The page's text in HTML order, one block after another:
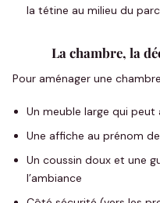
la tétine au milieu du parc
La chambre, la
Pour aménager une
Un meuble large qui
Une affiche au prénom
Un coussin doux et une
l’ambiance